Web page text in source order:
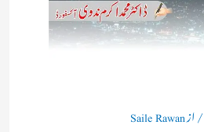
/ ازSaile Rawan